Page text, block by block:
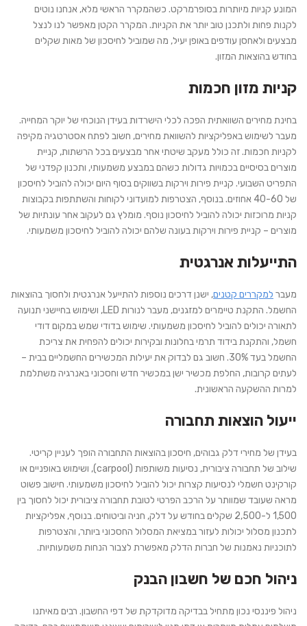
המונע קניות מיותרות בסופרמרקט. כשהמקרר הראשי מלא, אנחנו נוטים
לקנות פחות ולתכנן טוב יותר את הקניות. המקרר הקטן מאפשר לנו לנצל
מבצעים ולאחסן עודפים באופן יעיל, מה שמוביל לחיסכון של מאות שקלים
בחודש בהוצאות המזון.
קניות מזון חכמות
בחינת מחירים השוואתית הפכה לכלי הישרדות בעידן הנוכחי של יוקר המחייה.
מעבר לשימוש באפליקציות להשוואת מחירים, חשוב לפתח אסטרטגיה מקיפה
לקניות חכמות. זה כולל מעקב שיטתי אחר מבצעים בכל הרשתות, קניית
מוצרים בסיסיים בכמויות גדולות כשהם במבצע משמעותי, ותכנון קפדני של
התפריט השבועי. קניית פירות וירקות בשווקים בסוף היום יכולה להוביל לחיסכון
של 40-60 אחוזים. בנוסף, הצטרפות למועדוני לקוחות והשתתפות בקבוצות
קניות מרוכזות יכולה להוביל לחיסכון נוסף. מומלץ גם לעקוב אחר עונתיות של
מוצרים – קניית פירות וירקות בעונה שלהם יכולה להוביל לחיסכון משמעותי.
התייעלות אנרגטית
מעבר למקררים קטנים, ישנן דרכים נוספות להתייעל אנרגטית ולחסוך בהוצאות
החשמל. התקנת טיימרים למזגנים, מעבר לנורות LED, ושימוש בחיישני תנועה
לתאורה יכולים להוביל לחיסכון משמעותי. שימוש בדודי שמש במקום דודי
חשמל, והתקנת בידוד תרמי בחלונות ובקירות יכולים להפחית את צריכת
החשמל בעד 30%. חשוב גם לבדוק את יעילות המכשירים החשמליים בבית –
לעתים קרובות, החלפת מכשיר ישן במכשיר חדש וחסכוני באנרגיה משתלמת
למרות ההשקעה הראשונית.
ייעול הוצאות תחבורה
בעידן של מחירי דלק גבוהים, חיסכון בהוצאות התחבורה הופך לעניין קריטי.
שילוב של תחבורה ציבורית, נסיעות משותפות (carpool), ושימוש באופניים או
קורקינט חשמלי לנסיעות קצרות יכול להוביל לחיסכון משמעותי. חישוב פשוט
מראה שעובד שמוותר על הרכב הפרטי לטובת תחבורה ציבורית יכול לחסוך בין
1,500 ל-2,500 שקלים בחודש על דלק, חניה וביטוחים. בנוסף, אפליקציות
לתכנון מסלול יכולות לעזור במציאת המסלול החסכוני ביותר, והצטרפות
לתוכניות נאמנות של חברות הדלק מאפשרת לצבור הנחות משמעותיות.
ניהול חכם של חשבון הבנק
ניהול פיננסי נכון מתחיל בבדיקה מדוקדקת של דפי החשבון. רבים מאיתנו